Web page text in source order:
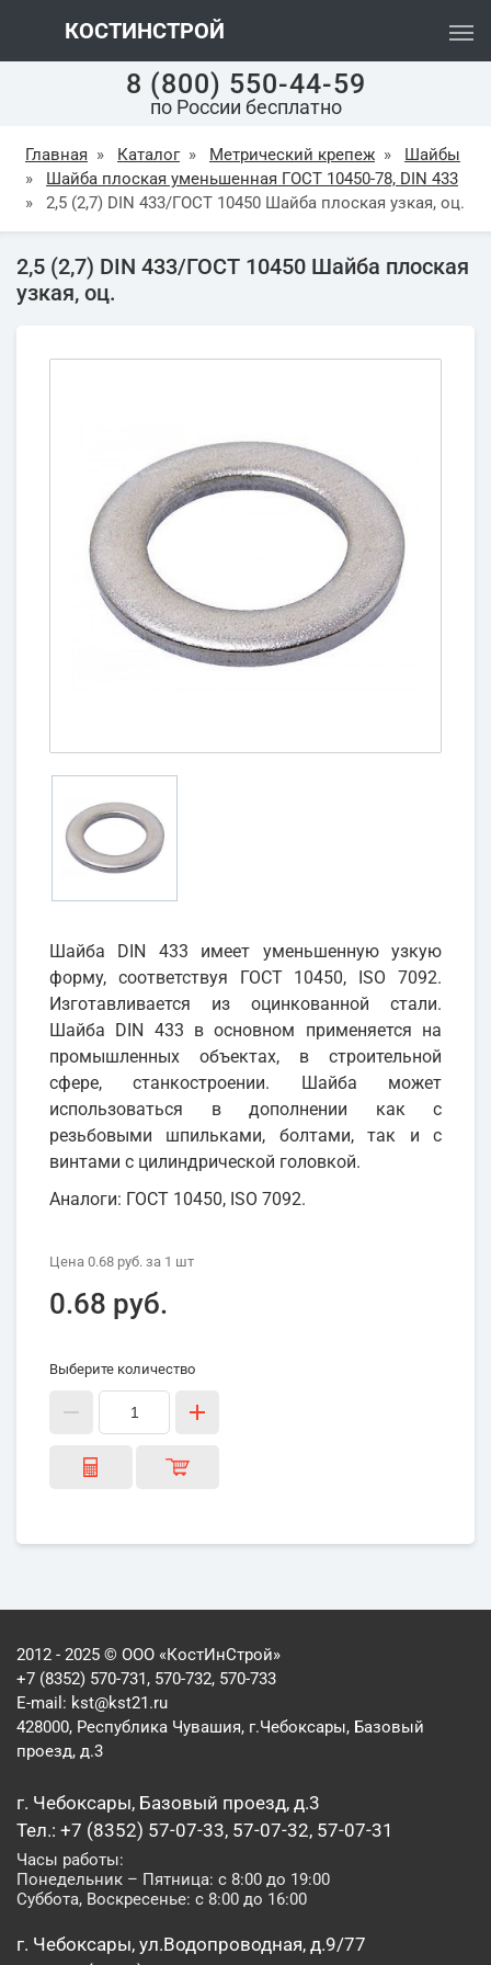
КОСТИНСТРОЙ
8 (800) 550-44-59
по России бесплатно
Главная » Каталог » Метрический крепеж »
Шайбы
»
Шайба плоская уменьшенная ГОСТ 10450-78, DIN 433
»
2,5 (2,7) DIN 433/ГОСТ 10450 Шайба плоская узкая, оц.
2,5 (2,7) DIN 433/ГОСТ 10450 Шайба плоская
узкая, оц.
Шайба DIN 433 имеет уменьшенную узкую
форму, соответствуя ГОСТ 10450, ISO 7092.
Изготавливается из оцинкованной стали.
Шайба DIN 433 в основном применяется на
промышленных объектах, в строительной
сфере, станкостроении. Шайба может
использоваться в дополнении как с
резьбовыми шпильками, болтами, так и с
винтами с цилиндрической головкой.
Аналоги: ГОСТ 10450, ISO 7092.
Цена 0.68 руб. за 1 шт
0.68 руб.
Выберите количество
2012 - 2025 © ООО «КостИнСтрой»
+7 (8352) 570-731, 570-732, 570-733
E-mail: kst@kst21.ru
428000, Республика Чувашия, г.Чебоксары, Базовый
проезд, д.3
г. Чебоксары, Базовый проезд, д.3
Тел.: +7 (8352) 57-07-33, 57-07-32, 57-07-31
Часы работы:
Понедельник – Пятница: с 8:00 до 19:00
Суббота, Воскресенье: с 8:00 до 16:00
г. Чебоксары, ул.Водопроводная, д.9/77